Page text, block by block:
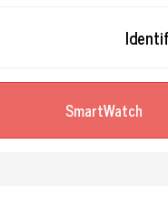
SmartWatch